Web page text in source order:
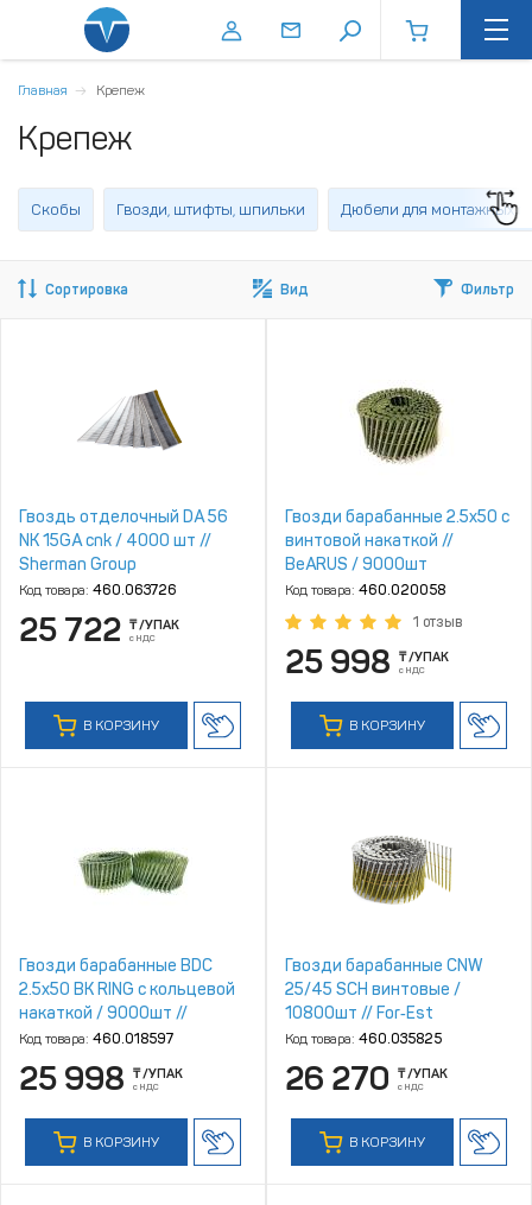
Главная Крепеж
Крепеж
Скобы Гвозди, штифты, шпильки Дюбели для монтажных
Сортировка Вид Фильтр
Гвоздь отделочный DA 56
NK 15GA cnk / 4000 шт //
Sherman Group
Код товара: 460.063726
25 722 ₸/УПАК
с НДС
В КОРЗИНУ
Гвозди барабанные 2.5х50 с
винтовой накаткой //
BeARUS / 9000шт
Код товара: 460.020058
1 отзыв
25 998 ₸/УПАК
с НДС
В КОРЗИНУ
Гвозди барабанные BDC
2.5x50 BK RING с кольцевой
накаткой / 9000шт //
BeaRUS
Код товара: 460.018597
25 998 ₸/УПАК
с НДС
В КОРЗИНУ
Гвозди барабанные CNW
25/45 SCH винтовые /
10800шт // For‑Est
Код товара: 460.035825
26 270 ₸/УПАК
с НДС
В КОРЗИНУ